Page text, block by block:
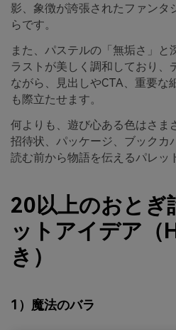
影、象徴が誇張されたファンタ
らです。
また、パステルの「無垢さ」と
ラストが美しく調和しており、
ながら、見出しやCTA、重要な
も際立たせます。
何よりも、遊び心ある色はさま
招待状、パッケージ、ブックカ
読む前から物語を伝えるパレッ
20以上のおとぎ
ットアイデア（
き）
1）魔法のバラ